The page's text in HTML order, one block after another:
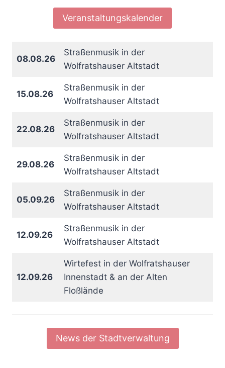
Veranstaltungskalender
08.08.26
Straßenmusik in der
Wolfratshauser Altstadt
15.08.26
Straßenmusik in der
Wolfratshauser Altstadt
22.08.26
Straßenmusik in der
Wolfratshauser Altstadt
29.08.26
Straßenmusik in der
Wolfratshauser Altstadt
05.09.26
Straßenmusik in der
Wolfratshauser Altstadt
12.09.26
Straßenmusik in der
Wolfratshauser Altstadt
12.09.26
Wirtefest in der Wolfratshauser
Innenstadt & an der Alten
Floßlände
News der Stadtverwaltung